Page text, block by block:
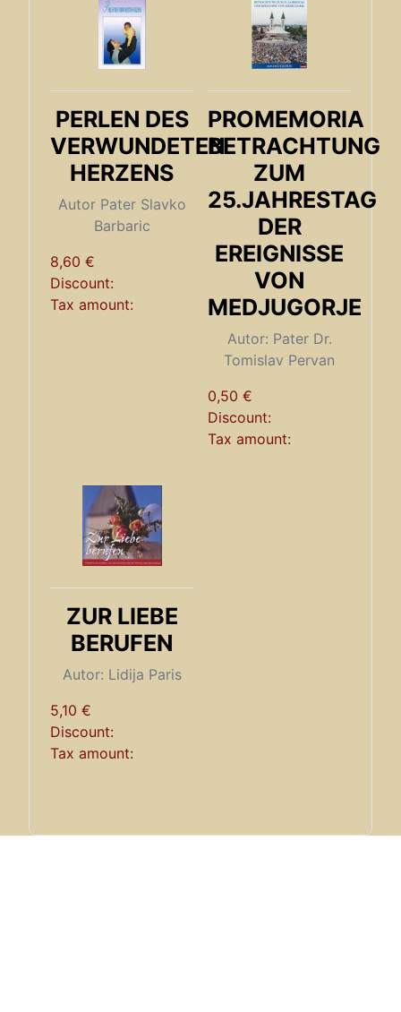
PERLEN DES
VERWUNDETEN
HERZENS
Autor Pater Slavko
Barbaric
8,60 €
Discount:
Tax amount:
PROMEMORIA
BETRACHTUNG
ZUM
25.JAHRESTAG
DER
EREIGNISSE
VON
MEDJUGORJE
Autor: Pater Dr.
Tomislav Pervan
0,50 €
Discount:
Tax amount:
ZUR LIEBE
BERUFEN
Autor: Lidija Paris
5,10 €
Discount:
Tax amount: